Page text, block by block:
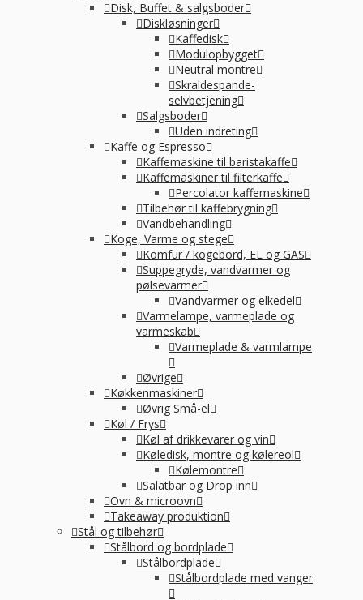
Disk, Buffet & salgsboder
Diskløsninger
Kaffedisk
Modulopbygget
Neutral montre
Skraldespande-
selvbetjening
Salgsboder
Uden indreting
Kaffe og Espresso
Kaffemaskine til baristakaffe
Kaffemaskiner til filterkaffe
Percolator kaffemaskine
Tilbehør til kaffebrygning
Vandbehandling
Koge, Varme og stege
Komfur / kogebord, EL og GAS
Suppegryde, vandvarmer og
pølsevarmer
Vandvarmer og elkedel
Varmelampe, varmeplade og
varmeskab
Varmeplade & varmlampe
Øvrige
Køkkenmaskiner
Øvrig Små-el
Køl / Frys
Køl af drikkevarer og vin
Køledisk, montre og kølereol
Kølemontre
Salatbar og Drop inn
Ovn & microovn
Takeaway produktion
Stål og tilbehør
Stålbord og bordplade
Stålbordplade
Stålbordplade med vanger